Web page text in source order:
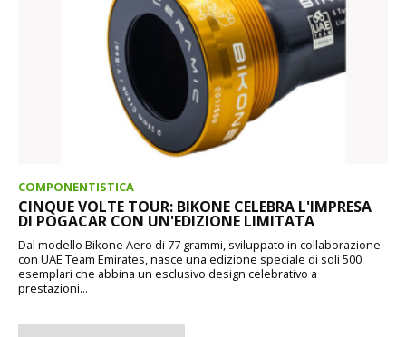
COMPONENTISTICA
CINQUE VOLTE TOUR: BIKONE CELEBRA L'IMPRESA
DI POGACAR CON UN'EDIZIONE LIMITATA
Dal modello Bikone Aero di 77 grammi, sviluppato in collaborazione
con UAE Team Emirates, nasce una edizione speciale di soli 500
esemplari che abbina un esclusivo design celebrativo a
prestazioni...